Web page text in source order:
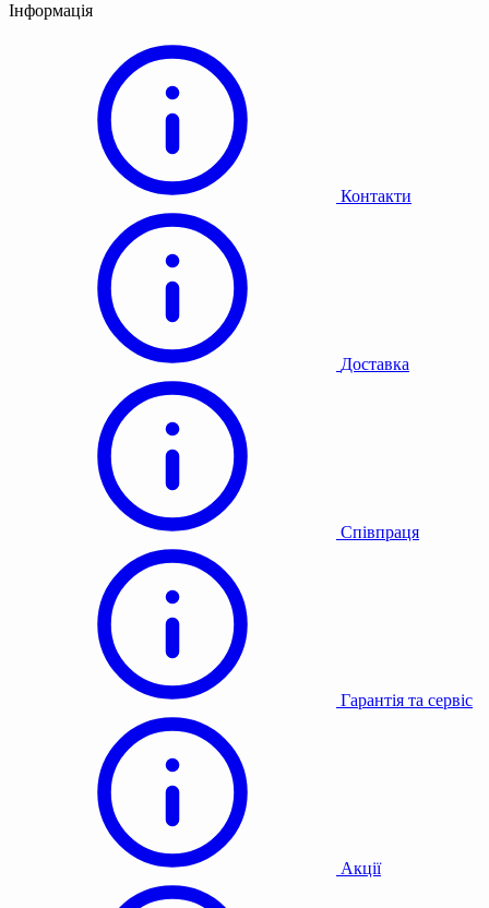
Інформація
Контакти
Доставка
Співпраця
Гарантія та сервіс
Акції